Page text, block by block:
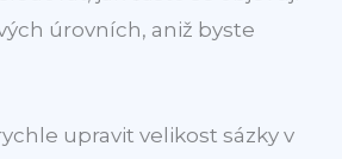
úrovních, aniž byste
upravit velikost sázky v